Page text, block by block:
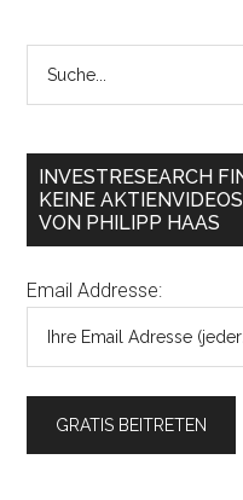
INVESTRESEARCH
KEINE
VON PHILIPP HAAS
Email Addresse: